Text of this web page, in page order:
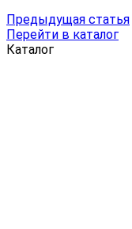
Предыдущая статья
Перейти в каталог
Каталог